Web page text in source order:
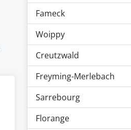
Fameck
Woippy
Creutzwald
Freyming-Merlebach
Sarrebourg
Florange